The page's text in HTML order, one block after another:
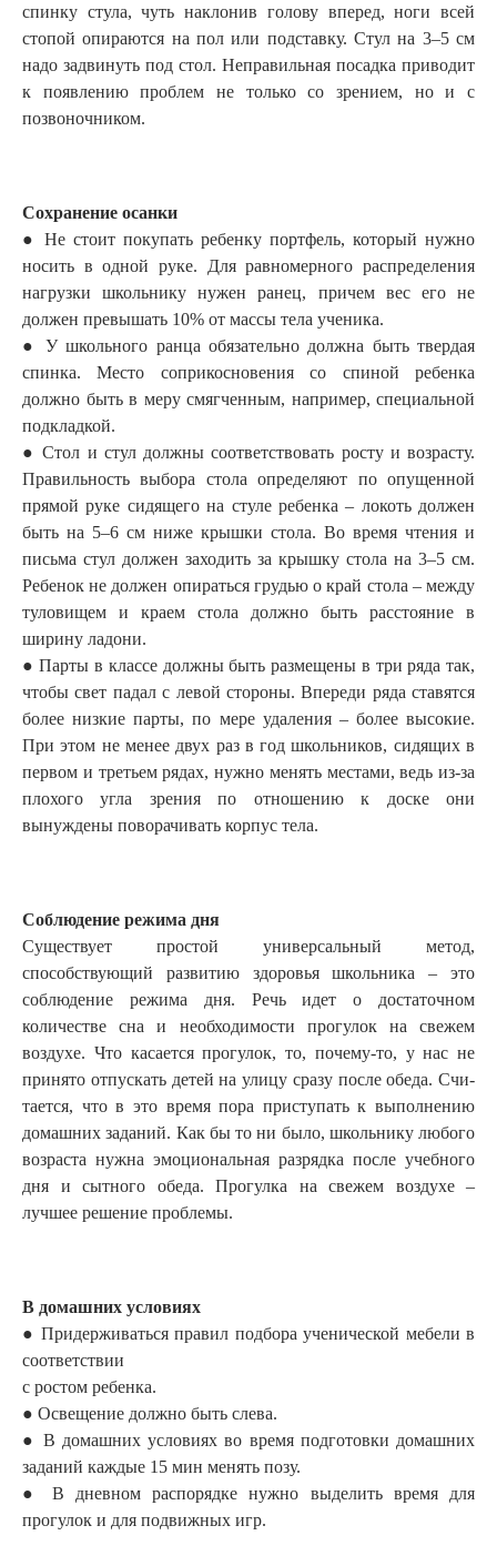
спинку стула, чуть наклонив голову вперед, ноги всей
стопой опираются на пол или подставку. Стул на 3–5 см
надо задвинуть под стол. Неправильная посадка приводит
к появлению проблем не только со зрением, но и с
позвоночником.
Сохранение осанки
● Не стоит покупать ребенку портфель, который нужно
носить в одной руке. Для равномерного распределения
нагрузки школьнику нужен ранец, причем вес его не
должен превышать 10% от массы тела ученика.
● У школьного ранца обязательно должна быть твердая
спинка. Место соприкосновения со спиной ребенка
должно быть в меру смягченным, например, специальной
подкладкой.
● Стол и стул должны соответствовать росту и возрасту.
Правильность выбора стола определяют по опущенной
прямой руке сидящего на стуле ребенка – локоть должен
быть на 5–6 см ниже крышки стола. Во время чтения и
письма стул должен заходить за крышку стола на 3–5 см.
Ребенок не должен опираться грудью о край стола – между
туловищем и краем стола должно быть расстояние в
ширину ладони.
● Парты в классе должны быть размещены в три ряда так,
чтобы свет падал с левой стороны. Впереди ряда ставятся
более низкие парты, по мере удаления – более высокие.
При этом не менее двух раз в год школьников, сидящих в
первом и третьем рядах, нужно менять местами, ведь из-за
плохого угла зрения по отношению к доске они
вынуждены поворачивать корпус тела.
Соблюдение режима дня
Существует простой универсальный метод,
способствующий развитию здо­ровья школьника – это
соблюдение режима дня. Речь идет о достаточном
количестве сна и необходимости прогулок на свежем
воздухе. Что касается прогулок, то, почему-то, у нас не
принято отпускать детей на улицу сразу после обеда. Счи­
тается, что в это время пора приступать к выполнению
домашних заданий. Как бы то ни было, школьнику любого
возраста нужна эмоциональная разрядка после учебного
дня и сытного обеда. Прогулка на свежем воздухе –
лучшее решение проблемы.
В домашних условиях
● Придерживаться правил подбора ученической мебели в
соответствии
с ростом ребенка.
● Освещение должно быть слева.
● В домашних условиях во время подготовки домашних
заданий каждые 15 мин менять позу.
● В дневном распорядке нужно выделить время для
прогулок и для подвижных игр.